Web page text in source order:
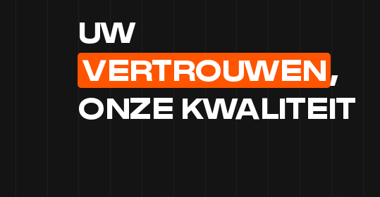
UW
VERTROUWEN,
ONZE KWALITEIT